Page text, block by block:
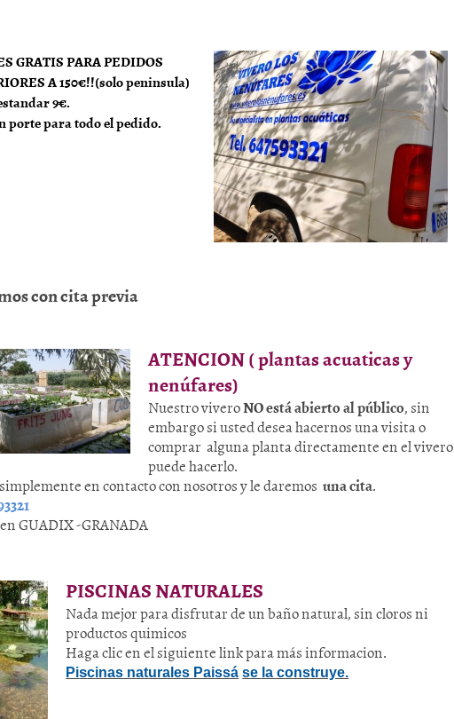
GRATIS PARA PEDIDOS
A 150€!!(solo peninsula)
9€.
porte para todo el pedido.
con cita previa
ATENCION ( plantas acuaticas y
nenúfares)
Nuestro viveroNO está abierto al público, sin
embargo si usted desea hacernos una visita o
comprar alguna planta directamente en el vivero
puede hacerlo.
en contacto con nosotros y le daremos una cita.
GUADIX -GRANADA
PISCINAS NATURALES
Nada mejor para disfrutar de un baño natural, sin cloros ni
productos quimicos
Haga clic en el siguiente link para más informacion.
Piscinas naturales Paissá se la construye.